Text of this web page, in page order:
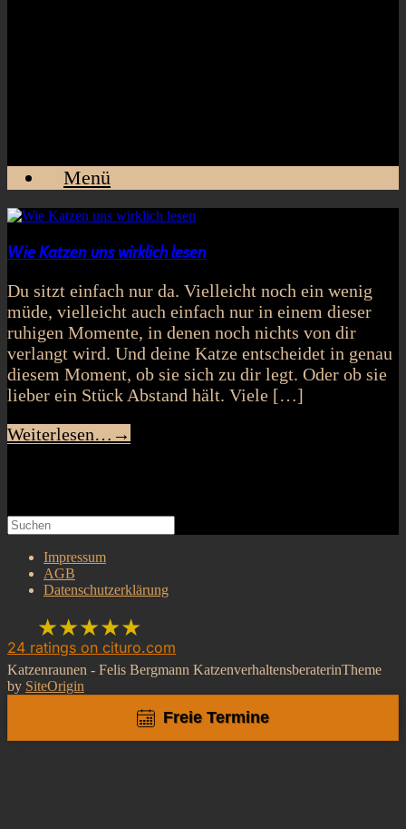
Menü
Wie Katzen uns wirklich lesen
Du sitzt einfach nur da. Vielleicht noch ein wenig
müde, vielleicht auch einfach nur in einem dieser
ruhigen Momente, in denen noch nichts von dir
verlangt wird. Und deine Katze entscheidet in genau
diesem Moment, ob sie sich zu dir legt. Oder ob sie
lieber ein Stück Abstand hält. Viele […]
Weiterlesen… →
Suchen
Impressum
AGB
Datenschutzerklärung
Katzenraunen Felis
★★★★★
5.00out of 5 from
24 ratings on cituro.com
Katzenraunen - Felis Bergmann KatzenverhaltensberaterinTheme
by SiteOrigin
Freie Termine